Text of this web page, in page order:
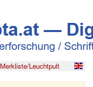
Merkliste/Leuchtpult